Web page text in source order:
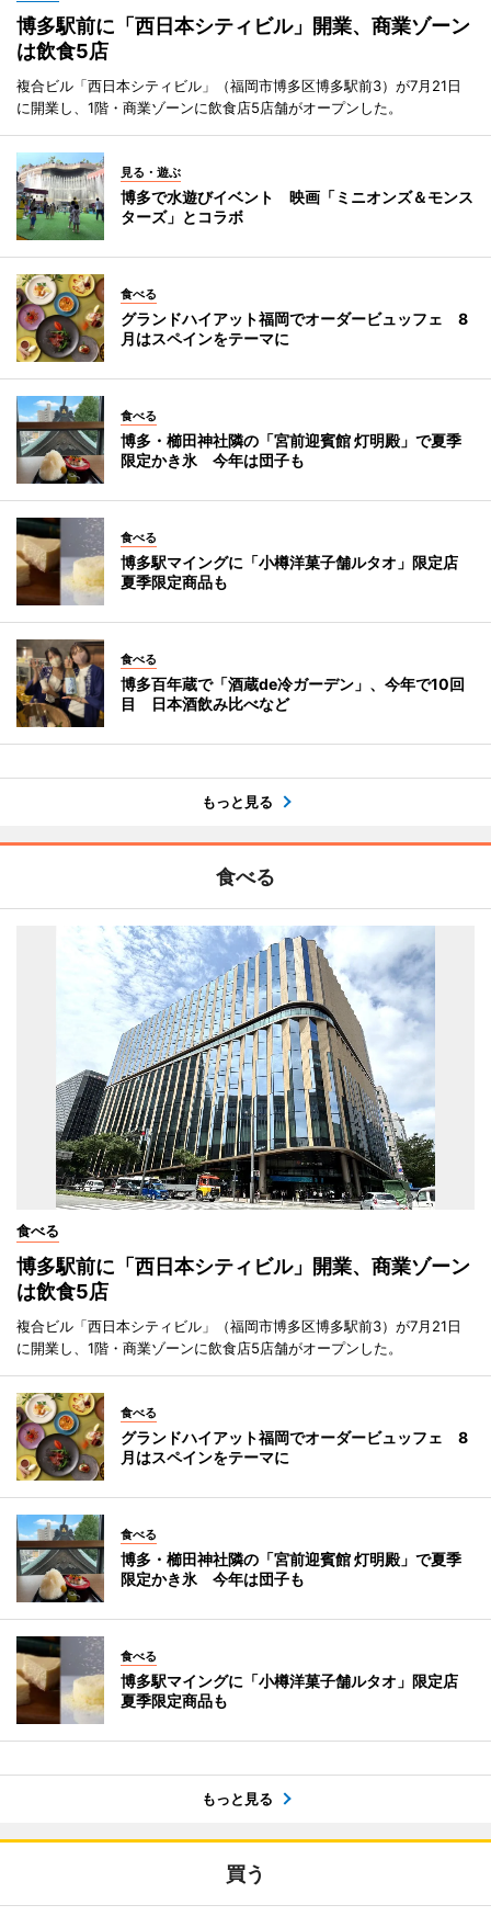
博多駅前に「西日本シティビル」開業、商業ゾーン
は飲食5店
複合ビル「西日本シティビル」（福岡市博多区博多駅前3）が7月21日
に開業し、1階・商業ゾーンに飲食店5店舗がオープンした。
見る・遊ぶ
博多で水遊びイベント 映画「ミニオンズ＆モンス
ターズ」とコラボ
食べる
グランドハイアット福岡でオーダービュッフェ 8
月はスペインをテーマに
食べる
博多・櫛田神社隣の「宮前迎賓館 灯明殿」で夏季
限定かき氷 今年は団子も
食べる
博多駅マイングに「小樽洋菓子舗ルタオ」限定店
夏季限定商品も
食べる
博多百年蔵で「酒蔵de冷ガーデン」、今年で10回
目 日本酒飲み比べなど
もっと見る
食べる
食べる
博多駅前に「西日本シティビル」開業、商業ゾーン
は飲食5店
複合ビル「西日本シティビル」（福岡市博多区博多駅前3）が7月21日
に開業し、1階・商業ゾーンに飲食店5店舗がオープンした。
食べる
グランドハイアット福岡でオーダービュッフェ 8
月はスペインをテーマに
食べる
博多・櫛田神社隣の「宮前迎賓館 灯明殿」で夏季
限定かき氷 今年は団子も
食べる
博多駅マイングに「小樽洋菓子舗ルタオ」限定店
夏季限定商品も
もっと見る
買う